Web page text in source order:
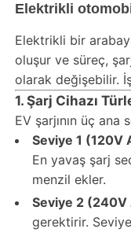
Elektrikli
Elektrikli bir
oluşur ve süreç,
olarak değişebilir.
1. Şarj Cihazı
EV şarjının üç ana
Seviye 1 (120V
En yavaş şarj
menzil ekler.
Seviye 2 (240V
gerektirir.